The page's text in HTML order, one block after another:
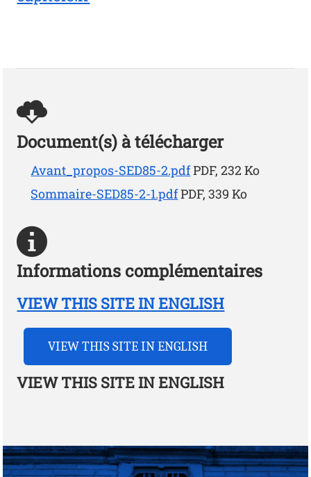
Document(s) à télécharger
Avant_propos-SED85-2.pdfPDF, 232 Ko
Sommaire-SED85-2-1.pdfPDF, 339 Ko
Informations complémentaires
VIEW THIS SITE IN ENGLISH
VIEW THIS SITE IN ENGLISH
VIEW THIS SITE IN ENGLISH